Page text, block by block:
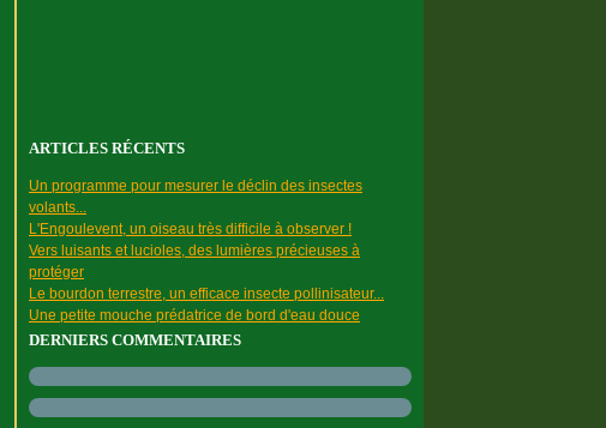
ARTICLES RÉCENTS
Un programme pour mesurer le déclin des insectes
volants...
L'Engoulevent, un oiseau très difficile à observer !
Vers luisants et lucioles, des lumières précieuses à
protéger
Le bourdon terrestre, un efficace insecte pollinisateur...
Une petite mouche prédatrice de bord d'eau douce
DERNIERS COMMENTAIRES